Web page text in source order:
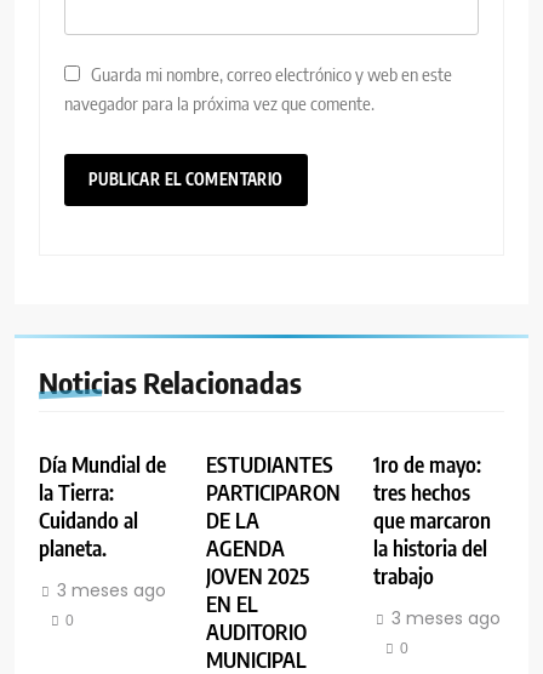
Guarda mi nombre, correo electrónico y web en este
navegador para la próxima vez que comente.
Noticias Relacionadas
Día Mundial de
la Tierra:
Cuidando al
planeta.
3 meses ago
0
ESTUDIANTES
PARTICIPARON
DE LA
AGENDA
JOVEN 2025
EN EL
AUDITORIO
MUNICIPAL
1ro de mayo:
tres hechos
que marcaron
la historia del
trabajo
3 meses ago
0